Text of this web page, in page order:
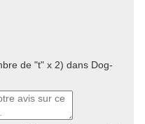
de "t" x 2) dans Dog-